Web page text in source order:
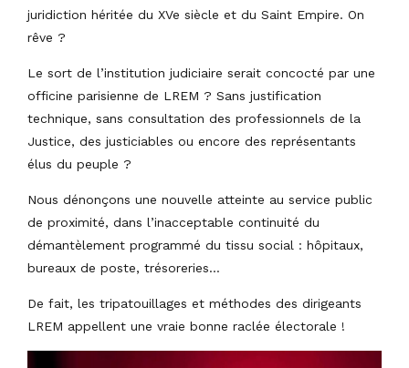
juridiction héritée du XVe siècle et du Saint Empire. On
rêve ?
Le sort de l’institution judiciaire serait concocté par une
officine parisienne de LREM ? Sans justification
technique, sans consultation des professionnels de la
Justice, des justiciables ou encore des représentants
élus du peuple ?
Nous dénonçons une nouvelle atteinte au service public
de proximité, dans l’inacceptable continuité du
démantèlement programmé du tissu social : hôpitaux,
bureaux de poste, trésoreries…
De fait, les tripatouillages et méthodes des dirigeants
LREM appellent une vraie bonne raclée électorale !